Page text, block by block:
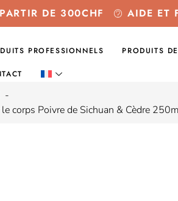
DE 300CHF AIDE ET
PROFESSIONNELS PRODUITS
corps Poivre de Sichuan & Cèdre